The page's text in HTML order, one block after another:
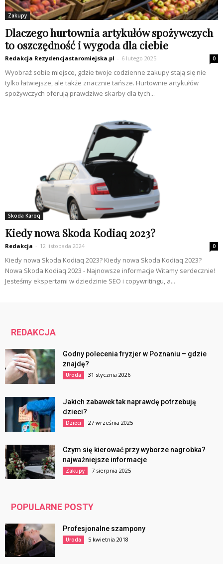
Zakupy
Dlaczego hurtownia artykułów spożywczych
to oszczędność i wygoda dla ciebie
Redakcja Rezydencjastaromiejska.pl - 6 lutego 2025 0
Wyobraź sobie miejsce, gdzie twoje codzienne zakupy stają się nie
tylko łatwiejsze, ale także znacznie tańsze. Hurtownie artykułów
spożywczych oferują prawdziwe skarby dla tych...
Skoda Karoq
Kiedy nowa Skoda Kodiaq 2023?
Redakcja - 12 listopada 2024 0
Kiedy nowa Skoda Kodiaq 2023? Kiedy nowa Skoda Kodiaq 2023?
Nowa Skoda Kodiaq 2023 - Najnowsze informacje Witamy serdecznie!
Jesteśmy ekspertami w dziedzinie SEO i copywritingu, a...
REDAKCJA
Godny polecenia fryzjer w Poznaniu – gdzie
znajdę?
Uroda 31 stycznia 2026
Jakich zabawek tak naprawdę potrzebują
dzieci?
Dzieci 27 września 2025
Czym się kierować przy wyborze nagrobka?
najważniejsze informacje
Zakupy 7 sierpnia 2025
POPULARNE POSTY
Profesjonalne szampony
Uroda 5 kwietnia 2018